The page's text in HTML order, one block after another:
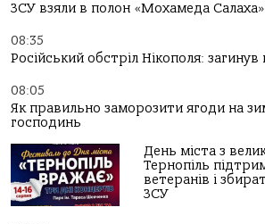
ЗСУ взяли в полон «Мохамеда
08:35
Російський обстріл Нікополя:
08:05
Як правильно заморозити ягоди на
господинь
День міста з
Тернопіль
ветеранів і
ЗСУ